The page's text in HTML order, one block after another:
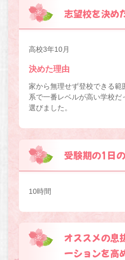
志望校を決め
高校3年10月
決めた理由
家から無理せず登校できる範
系で一番レベルが高い学校だ
選びました。
受験期の1日
10時間
オススメの息
ーションを高